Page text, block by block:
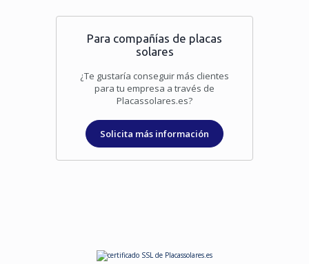
Para compañías de placas
solares
¿Te gustaría conseguir más clientes
para tu empresa a través de
Placassolares.es?
Solicita más información